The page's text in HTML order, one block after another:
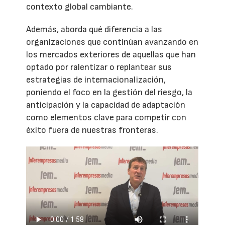
contexto global cambiante.
Además, aborda qué diferencia a las
organizaciones que continúan avanzando en
los mercados exteriores de aquellas que han
optado por ralentizar o replantear sus
estrategias de internacionalización,
poniendo el foco en la gestión del riesgo, la
anticipación y la capacidad de adaptación
como elementos clave para competir con
éxito fuera de nuestras fronteras.